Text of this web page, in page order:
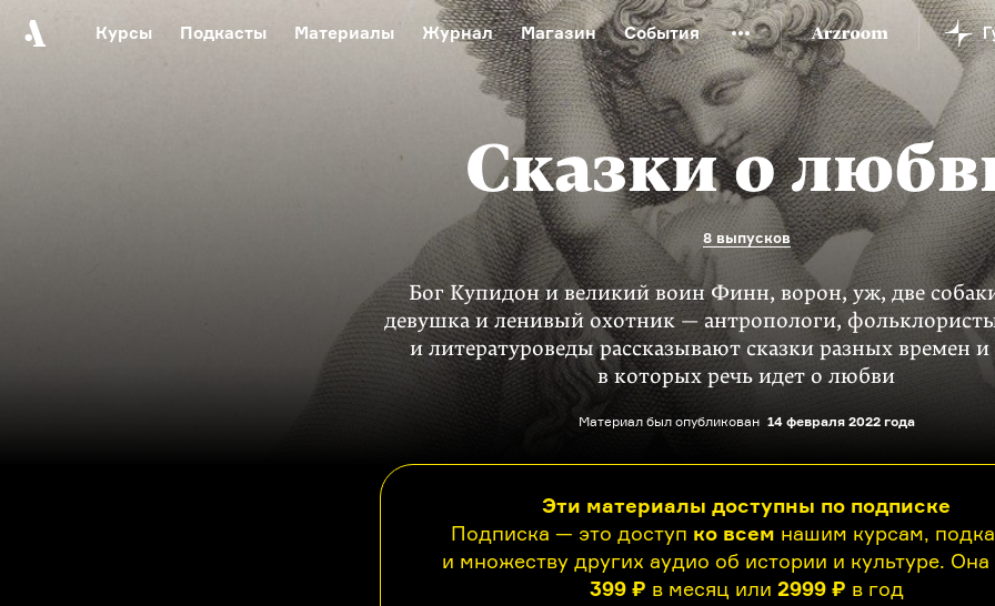
Курсы Подкасты Материалы Журнал Магазин События
Еврейский музей Новая Третьяковка Онлайн-университет
Видеоистория русской культуры
Русский язык от «гой еси» до «лол кек»
Русское искусство XX века
Русская литература XX века
Сказки о
8 выпусков
Бог Купидон и великий воин Финн, ворон, уж, две
девушка и ленивый охотник — антропологи,
и литературоведы рассказывают сказки разных времен и
в которых речь идет о любви
Материал был опубликован 14 февраля 2022 года
Эти материалы доступны по подписке
Подписка — это доступ ко всем нашим курсам,
и множеству других аудио об истории и культуре. Она
399 ₽ в месяц или 2999 ₽ в год